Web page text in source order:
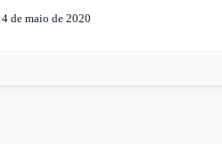
de maio de 2020